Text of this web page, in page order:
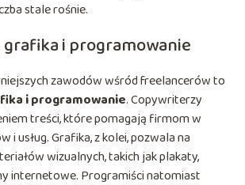
stale rośnie.
i programowanie
zawodów wśród freelancerów to
i programowanie. Copywriterzy
treści, które pomagają firmom w
i usług. Grafika, z kolei, pozwala na
wizualnych, takich jak plakaty,
internetowe. Programiści natomiast